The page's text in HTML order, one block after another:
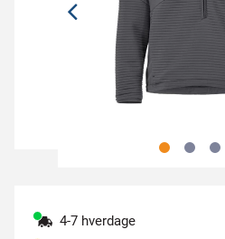
4-7 hverdage